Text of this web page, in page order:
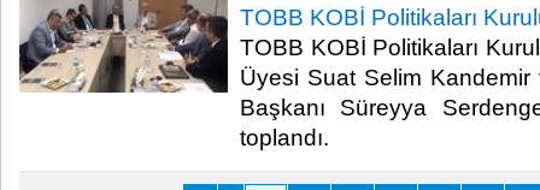
TOBB KOBİ Politikaları
TOBB KOBİ Politikaları
Üyesi Suat Selim
Başkanı Süreyya
toplandı. ​